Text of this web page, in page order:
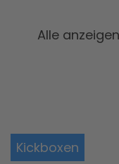
Alle anzeigen
Kickboxen